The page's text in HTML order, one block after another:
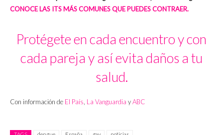
CONOCE LAS ITS MÁS COMUNES QUE PUEDES CONTRAER.
Protégete en cada encuentro y con
cada pareja y así evita daños a tu
salud.
Con información de El País La Vanguardia yABC